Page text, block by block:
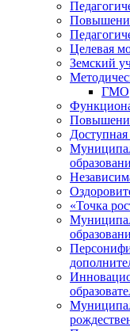
Целевая
Земский
ГМО
Доступная
«Точка